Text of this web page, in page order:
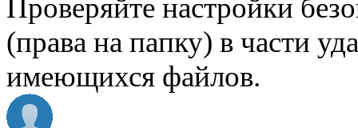
Проверяйте настройки
(права на папку) в части
имеющихся файлов.